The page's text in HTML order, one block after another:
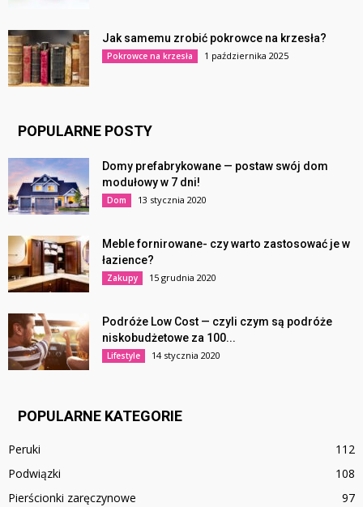
Jak samemu zrobić pokrowce na krzesła?
Pokrowce na krzesła 1 października 2025
POPULARNE POSTY
Domy prefabrykowane — postaw swój dom
modułowy w 7 dni!
Dom 13 stycznia 2020
Meble fornirowane- czy warto zastosować je w
łazience?
Zakupy 15 grudnia 2020
Podróże Low Cost — czyli czym są podróże
niskobudżetowe za 100...
Lifestyle 14 stycznia 2020
POPULARNE KATEGORIE
Peruki
112
Podwiązki
108
Pierścionki zaręczynowe
97